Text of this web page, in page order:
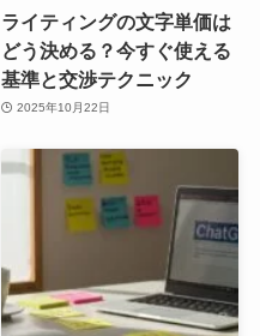
ライティングの文字単価は
どう決める？今すぐ使える
基準と交渉テクニック
2025年10月22日